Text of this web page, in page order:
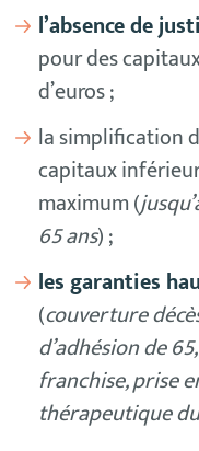
l’absence de
pour des
d’euros ;
la simplification
capitaux
maximum (
65 ans) ;
les garanties
(couverture
d’adhésion de
franchise, prise
thérapeutique